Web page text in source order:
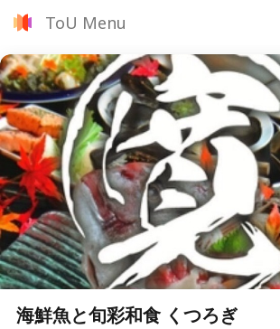
ToU Menu
海鮮魚と旬彩和食 くつろぎ